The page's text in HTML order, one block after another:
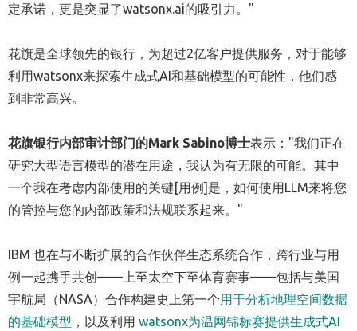
定承诺，更是突显了watsonx.ai的吸引力。"
花旗是全球领先的银行，为超过2亿客户提供服务，对于能够
利用watsonx来探索生成式AI和基础模型的可能性，他们感
到非常高兴。
花旗银行内部审计部门的Mark Sabino博士表示："我们正在
研究大型语言模型的潜在用途，我认为有无限的可能。其中
一个我在考虑内部使用的关键[用例]是，如何使用LLM来将您
的管控与您的内部政策和法规联系起来。"
IBM 也在与不断扩展的合作伙伴生态系统合作，跨行业与用
例一起携手共创——上至太空下至体育赛事——包括与美国
宇航局（NASA）合作构建史上第一个用于分析地理空间数据
的基础模型 ，以及利用 watsonx为温网锦标赛提供生成式AI